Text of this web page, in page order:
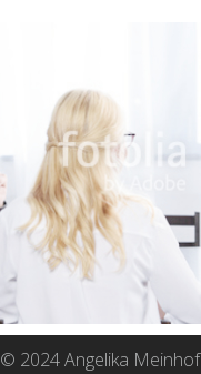
© 2024 Angelika Meinhof